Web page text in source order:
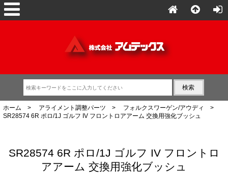
ホーム > アライメント調整パーツ > フォルクスワーゲン/アウディ
>
SR28574 6R ポロ/1J ゴルフ IV フロントロアアーム 交換用強化ブッシュ
SR28574 6R ポロ/1J ゴルフ IV フロントロ
アアーム 交換用強化ブッシュ